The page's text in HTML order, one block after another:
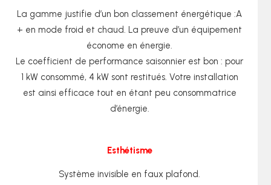
La gamme justifie d’un bon classement énergétique :A
+ en mode froid et chaud. La preuve d’un équipement
économe en énergie.
Le coefficient de performance saisonnier est bon : pour
1 kW consommé, 4 kW sont restitués. Votre installation
est ainsi efficace tout en étant peu consommatrice
d’énergie.
Esthétisme
Système invisible en faux plafond.